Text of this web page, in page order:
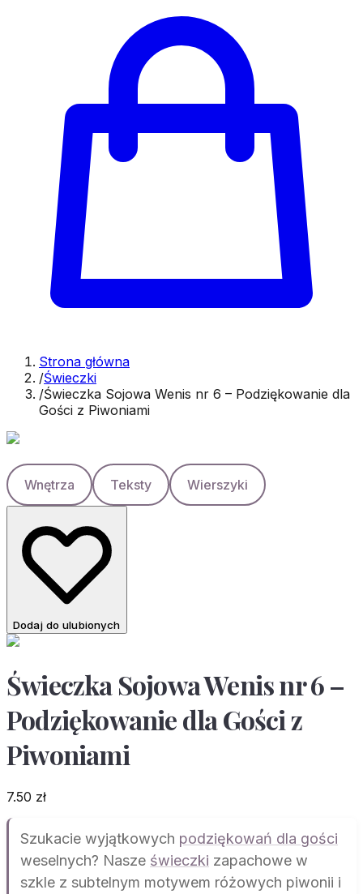
Strona główna
/Świeczki
/Świeczka Sojowa Wenis nr 6 – Podziękowanie dla
Gości z Piwoniami
Wnętrza Teksty Wierszyki
Dodaj do ulubionych
Świeczka Sojowa Wenis nr 6 –
Podziękowanie dla Gości z
Piwoniami
7.50 zł
Szukacie wyjątkowych podziękowań dla gości
weselnych? Nasze świeczki zapachowe w
szkle z subtelnym motywem różowych piwonii i